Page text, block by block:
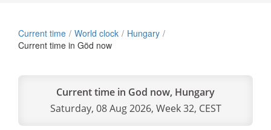
Current time World clock
Hungary
Current time in Göd now
Current time in God now, Hungary
Saturday, 08 Aug 2026, Week 32, CEST